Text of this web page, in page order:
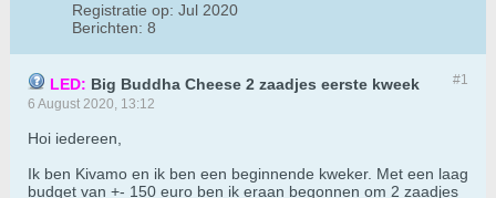
Registratie op: Jul 2020
Berichten: 8
#1
LED: Big Buddha Cheese 2 zaadjes eerste kweek
6 August 2020, 13:12
Hoi iedereen,
Ik ben Kivamo en ik ben een beginnende kweker. Met een laag
budget van +- 150 euro ben ik eraan begonnen om 2 zaadjes